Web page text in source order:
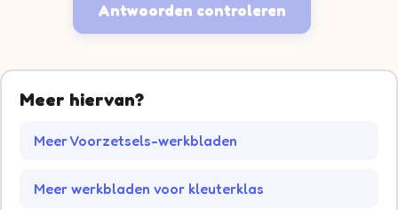
Antwoorden controleren
Meer hiervan?
Meer Voorzetsels-werkbladen
Meer werkbladen voor kleuterklas